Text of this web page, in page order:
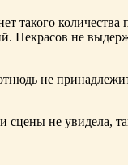
такого количества
Некрасов не
не
сцены не увидела,